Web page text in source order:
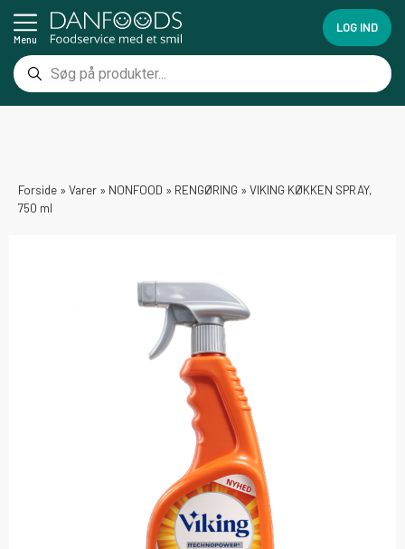
Menu
LOG IND
Forside » Varer » NONFOOD » RENGØRING » VIKING KØKKEN SPRAY,
750 ml